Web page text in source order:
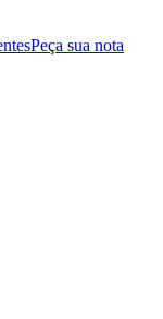
Peça sua nota